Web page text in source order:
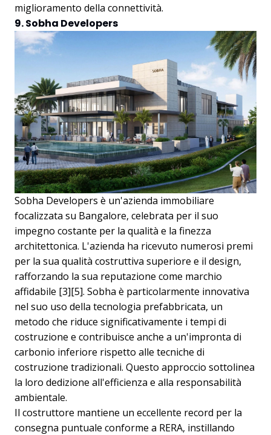
miglioramento della connettività.
9. Sobha Developers
Sobha Developers è un'azienda immobiliare
focalizzata su Bangalore, celebrata per il suo
impegno costante per la qualità e la finezza
architettonica. L'azienda ha ricevuto numerosi premi
per la sua qualità costruttiva superiore e il design,
rafforzando la sua reputazione come marchio
affidabile [3][5]. Sobha è particolarmente innovativa
nel suo uso della tecnologia prefabbricata, un
metodo che riduce significativamente i tempi di
costruzione e contribuisce anche a un'impronta di
carbonio inferiore rispetto alle tecniche di
costruzione tradizionali. Questo approccio sottolinea
la loro dedizione all'efficienza e alla responsabilità
ambientale.
Il costruttore mantiene un eccellente record per la
consegna puntuale conforme a RERA, instillando